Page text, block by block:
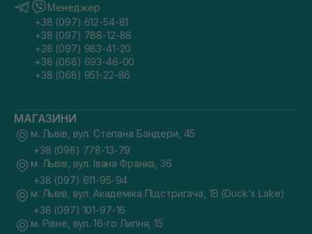
Менеджер
+38 (097) 612-54-81
+38 (097) 788-12-88
+38 (097) 983-41-20
+38 (068) 693-46-00
+38 (068) 951-22-86
МАГАЗИНИ
м. Львів, вул. Степана Бандери, 45
+38 (098) 778-13-79
м. Львів, вул. Івана Франка, 36
+38 (097) 611-95-94
м. Львів, вул. Академіка Підстригача, 1В (Duck's Lake)
+38 (097) 101-97-16
м. Рівне, вул. 16-го Липня, 15